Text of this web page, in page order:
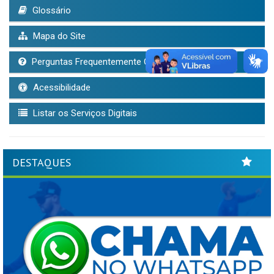
Glossário
Mapa do Site
Perguntas Frequentemente Questionadas
Acessibilidade
Listar os Serviços Digitais
DESTAQUES